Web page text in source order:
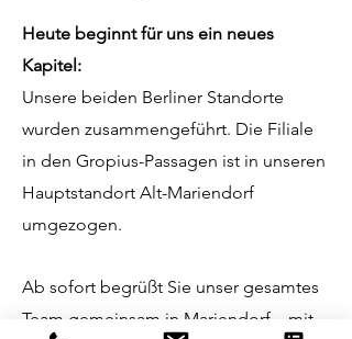
Heute beginnt für uns ein neues
Kapitel:
Unsere beiden Berliner Standorte
wurden zusammengeführt. Die Filiale
in den Gropius-Passagen ist in unseren
Hauptstandort Alt-Mariendorf
umgezogen.
Ab sofort begrüßt Sie unser gesamtes
Team gemeinsam in Mariendorf – mit